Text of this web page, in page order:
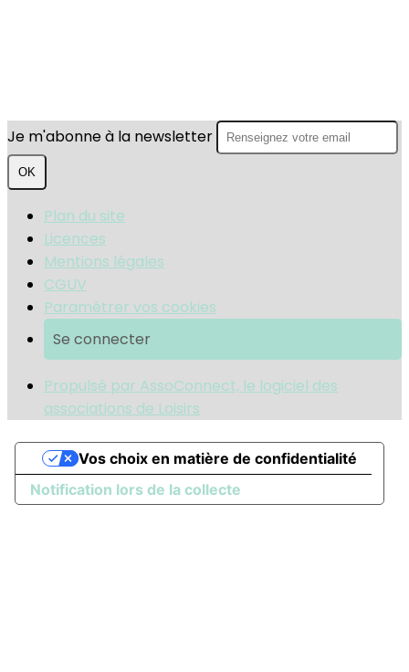
Je m'abonne à la newsletter
OK
Plan du site
Licences
Mentions légales
CGUV
Paramétrer vos cookies
Se connecter
Propulsé par AssoConnect, le logiciel des
associations de Loisirs
Notification lors de la collecte
Vos choix en matière de confidentialité